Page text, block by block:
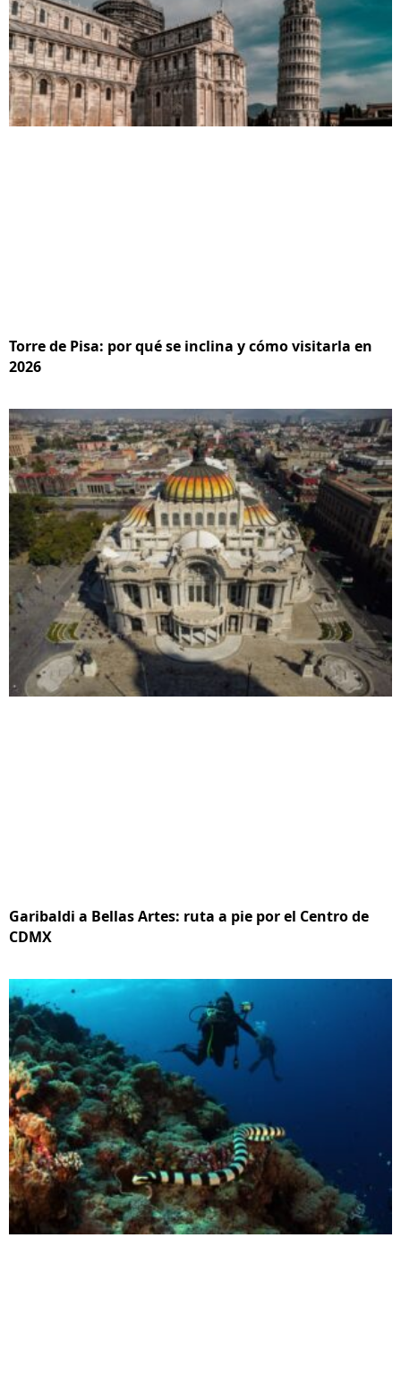
Torre de Pisa: por qué se inclina y cómo visitarla en
2026
Garibaldi a Bellas Artes: ruta a pie por el Centro de
CDMX